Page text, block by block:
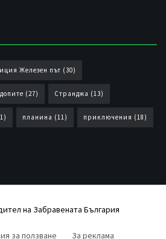
Железен път (30)
(27) Странджа (13)
планина (11) приключения (18)
на Забравената България
за ползване За реклама